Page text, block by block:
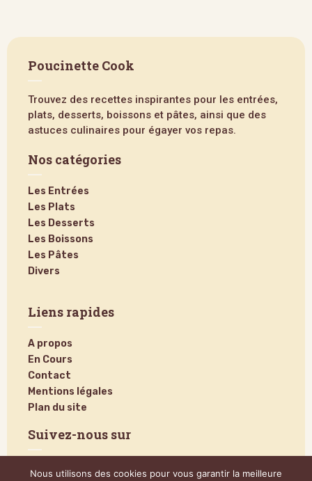
Poucinette Cook
Trouvez des recettes inspirantes pour les entrées,
plats, desserts, boissons et pâtes, ainsi que des
astuces culinaires pour égayer vos repas.
Nos catégories
Les Entrées
Les Plats
Les Desserts
Les Boissons
Les Pâtes
Divers
Liens rapides
A propos
En Cours
Contact
Mentions légales
Plan du site
Suivez-nous sur
Nous utilisons des cookies pour vous garantir la meilleure